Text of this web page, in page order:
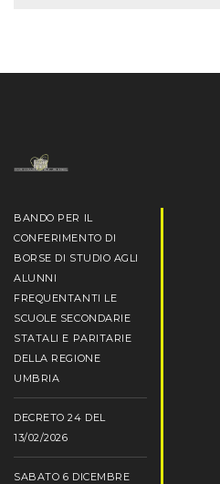
BANDO PER IL
CONFERIMENTO DI
BORSE DI STUDIO AGLI
ALUNNI
FREQUENTANTI LE
SCUOLE SECONDARIE
STATALI E PARITARIE
DELLA REGIONE
UMBRIA
DECRETO 24 DEL
13/02/2026
SABATO 6 DICEMBRE